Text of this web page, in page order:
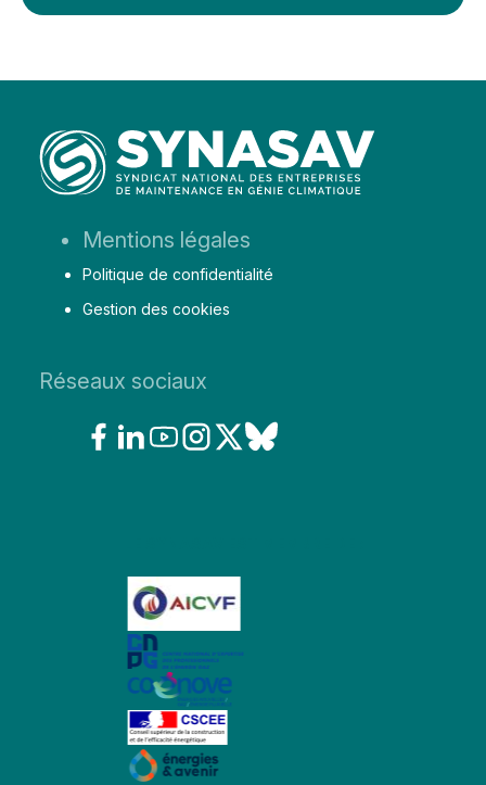
Mentions légales
Politique de confidentialité
Gestion des cookies
Réseaux sociaux